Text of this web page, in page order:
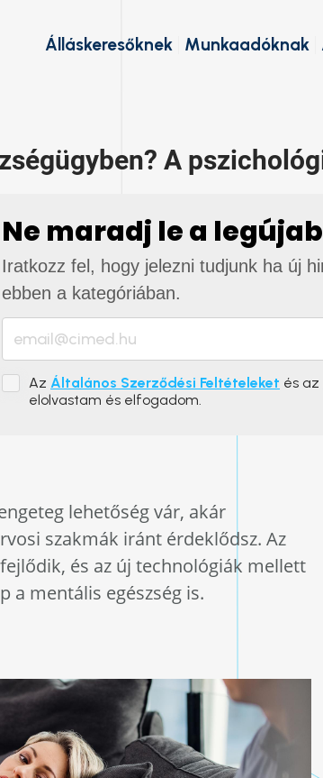
Munkaadóknak
Álláskeresőknek
A
Ne maradj le a
Iratkozz fel, hogy jelezni tudjunk ha új
ebben a kategóriában.
Az Általános Szerződési Feltételeket és az
elolvastam és elfogadom.
lehetőség vár, akár
szakmák iránt érdeklődsz. Az
és az új technológiák mellett
a mentális egészség is.